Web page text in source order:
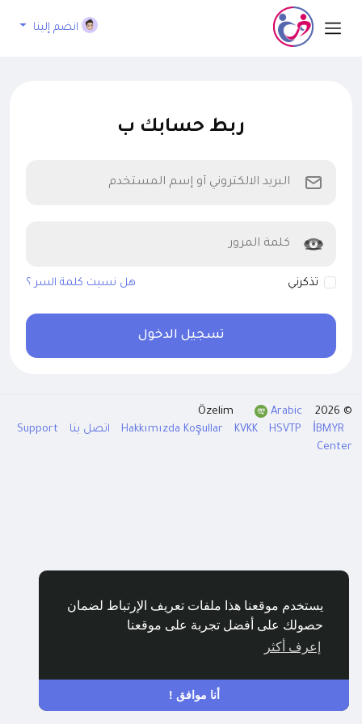
يستخدم موقعنا هذا ملفات تعريف الإرتباط لضمان
حصولك على أفضل تجربة على موقعنا
إعرف أكثر
أنا موافق !
انضم إلينا
ربط حسابك ب
تذكرني هل نسيت كلمة السر ؟
تسجيل الدخول
© 2026 Özelim
Arabic
Hakkımızda Koşullar KVKK HSVTP İBMYR اتصل بنا
Support
Center